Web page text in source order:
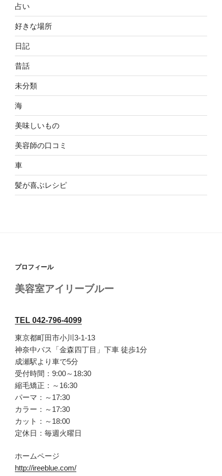
占い
好きな場所
日記
昔話
未分類
海
美味しいもの
美容師の口コミ
車
髪が喜ぶレシピ
プロフィール
美容室アイリーブルー
TEL 042-796-4099
東京都町田市小川3-1-13
神奈中バス「金森四丁目」下車 徒歩1分
成瀬駅より車で5分
受付時間：9:00～18:30
縮毛矯正：～16:30
パーマ：～17:30
カラー：～17:30
カット：～18:00
定休日：毎週火曜日
ホームページ
http://ireeblue.com/